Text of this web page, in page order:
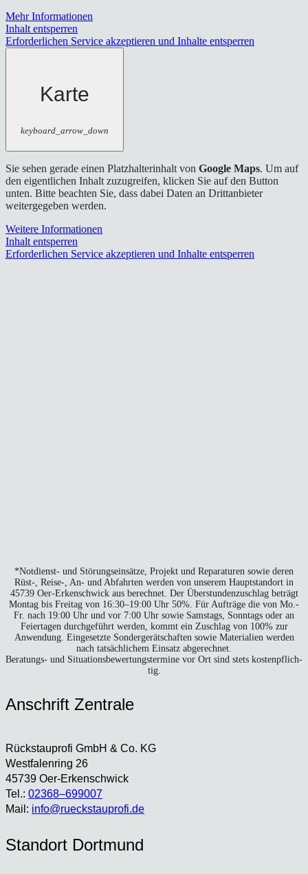
Mehr Informationen
Inhalt entsperren
Erforderlichen Service akzeptieren und Inhalte entsperren
Karte
keyboard_arrow_down
Sie sehen gerade einen Platzhalterinhalt von Google Maps. Um auf
den eigentlichen Inhalt zuzugreifen, klicken Sie auf den Button
unten. Bitte beachten Sie, dass dabei Daten an Drittanbieter
weitergegeben werden.
Weitere Informationen
Inhalt entsperren
Erforderlichen Service akzeptieren und Inhalte entsperren
*Not­dienst- und Stö­rungs­ein­sät­ze, Pro­jekt und Repa­ra­tu­ren sowie deren
Rüst‑, Reise‑, An- und Abfahr­ten wer­den von unse­rem Haupt­stand­ort in
45739 Oer-Erken­sch­wick aus berech­net. Der Über­stun­den­zu­schlag beträgt
Mon­tag bis Frei­tag von 16:30–19:00 Uhr 50%. Für Auf­trä­ge die von Mo.-
Fr. nach 19:00 Uhr und vor 7:00 Uhr sowie Sams­tags, Sonn­tags oder an
Fei­er­ta­gen durch­ge­führt wer­den, kommt ein Zuschlag von 100% zur
Anwen­dung. Ein­ge­setz­te Son­der­ge­rät­schaf­ten sowie Mate­ria­li­en wer­den
nach tat­säch­li­chem Ein­satz abge­rech­net.
Bera­tungs- und Situa­ti­ons­be­wer­tungs­ter­mi­ne vor Ort sind stets kos­ten­pflich­
tig.
Anschrift Zen­tra­le
Rück­stau­pro­fi GmbH & Co. KG
West­fa­len­ring 26
45739 Oer-Erken­sch­wick
Tel.: 02368–699007
Mail: info@rueckstauprofi.de
Stand­ort Dort­mund